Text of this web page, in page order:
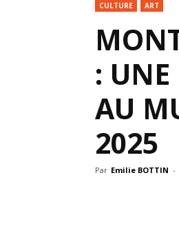
CULTURE ART
:
AU
2025
Par Emilie BOTTIN -